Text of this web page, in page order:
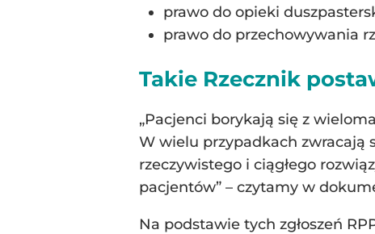
prawo do opieki
prawo do przechowywania
Takie Rzecznik
„Pacjenci borykają się z
W wielu przypadkach zwracają
rzeczywistego i ciągłego
pacjentów” – czytamy w
Na podstawie tych zgłoszeń